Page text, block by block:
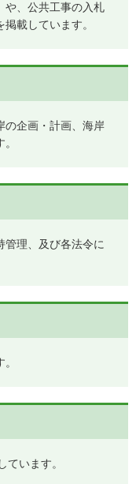
や、公共工事の入札
載しています。
の企画・計画、海岸
管理、及び各法令に
ています。